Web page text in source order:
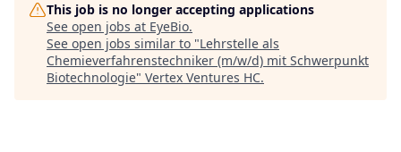
This job is no longer accepting applications
See open jobs at EyeBio.
See open jobs similar to "Lehrstelle als
Chemieverfahrenstechniker (m/w/d) mit Schwerpunkt
Biotechnologie" Vertex Ventures HC.